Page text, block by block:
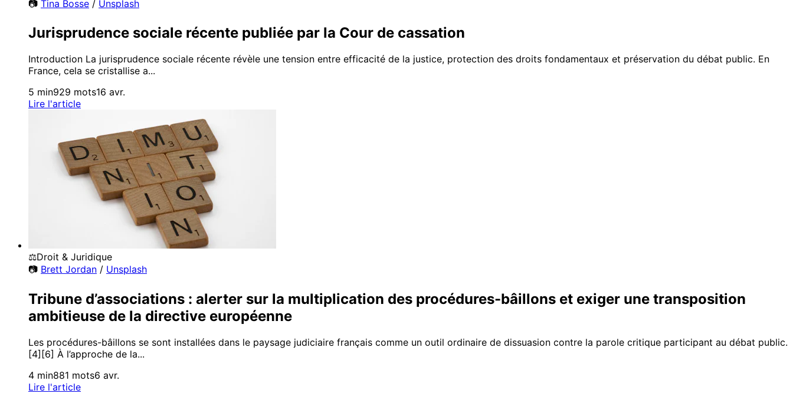
📷 Tina Bosse / Unsplash
Jurisprudence sociale récente publiée par la Cour de cassation
Introduction La jurisprudence sociale récente révèle une tension entre efficacité de la justice, protection des droits fondamentaux et préservation du débat public. En
France, cela se cristallise a...
5 min929 mots16 avr.
Lire l'article
⚖️Droit & Juridique
📷 Brett Jordan / Unsplash
Tribune d’associations : alerter sur la multiplication des procédures-bâillons et exiger une transposition
ambitieuse de la directive européenne
Les procédures-bâillons se sont installées dans le paysage judiciaire français comme un outil ordinaire de dissuasion contre la parole critique participant au débat public.
[4][6] À l’approche de la...
4 min881 mots6 avr.
Lire l'article